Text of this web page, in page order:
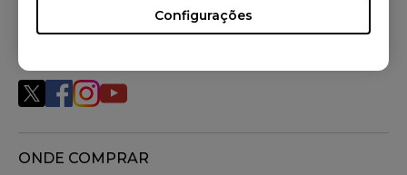
Configurações
NOS SIGA
ONDE COMPRAR